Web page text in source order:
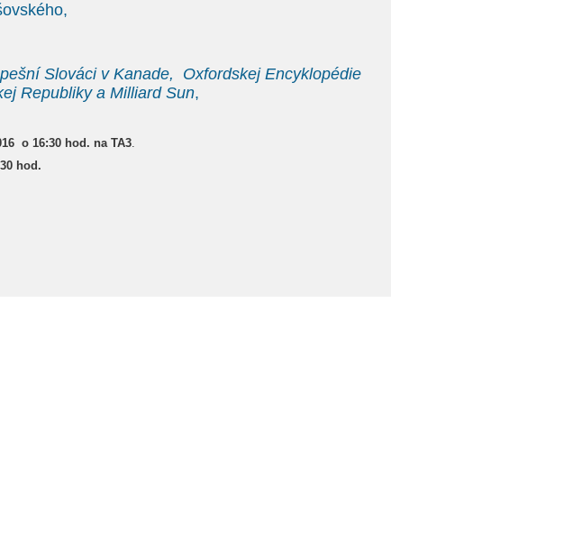
Slováci v Kanade, Oxfordskej Encyklopédie
Republiky a Milliard Sun,
o 16:30 hod. na TA3.
hod.